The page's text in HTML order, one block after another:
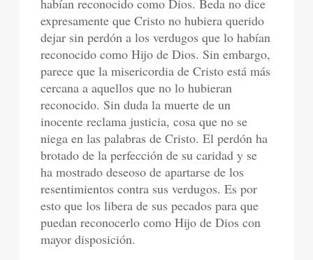
habían reconocido como Dios. Beda no dice
expresamente que Cristo no hubiera querido
dejar sin perdón a los verdugos que lo habían
reconocido como Hijo de Dios. Sin embargo,
parece que la misericordia de Cristo está más
cercana a aquellos que no lo hubieran
reconocido. Sin duda la muerte de un
inocente reclama justicia, cosa que no se
niega en las palabras de Cristo. El perdón ha
brotado de la perfección de su caridad y se
ha mostrado deseoso de apartarse de los
resentimientos contra sus verdugos. Es por
esto que los libera de sus pecados para que
puedan reconocerlo como Hijo de Dios con
mayor disposición.